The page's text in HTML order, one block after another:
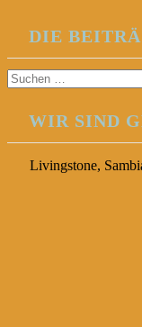
DIE
Suchen
nach:
WIR SIND
Livingstone,